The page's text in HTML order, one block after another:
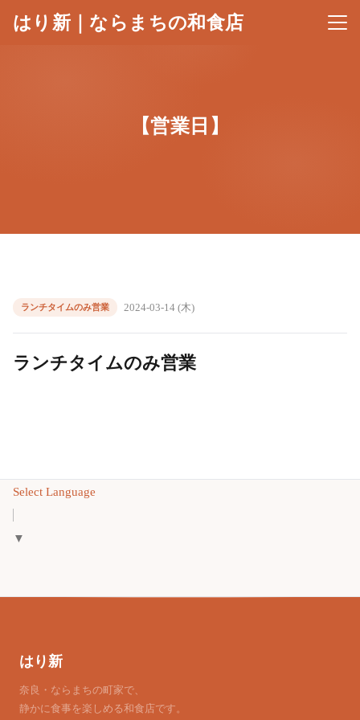
はり新｜ならまちの和食店 メニ
【営業日】
ランチタイムのみ営業 2024-03-14 (木)
ランチタイムのみ営業
Select Language
▼
はり新
奈良・ならまちの町家で、
静かに食事を楽しめる和食店です。